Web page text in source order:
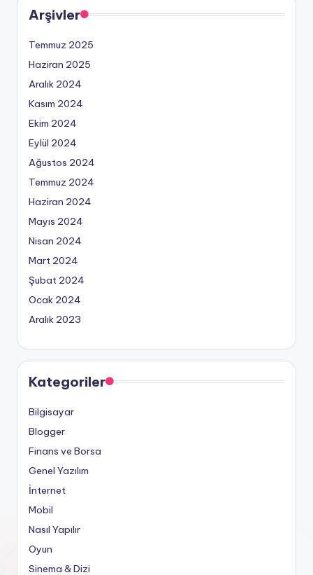
Arşivler
Temmuz 2025
Haziran 2025
Aralık 2024
Kasım 2024
Ekim 2024
Eylül 2024
Ağustos 2024
Temmuz 2024
Haziran 2024
Mayıs 2024
Nisan 2024
Mart 2024
Şubat 2024
Ocak 2024
Aralık 2023
Kategoriler
Bilgisayar
Blogger
Finans ve Borsa
Genel Yazılım
İnternet
Mobil
Nasıl Yapılır
Oyun
Sinema & Dizi